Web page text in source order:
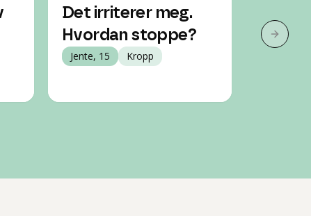
Det irriterer meg.
Hvordan stoppe?
Jente, 15 Kropp
Neste